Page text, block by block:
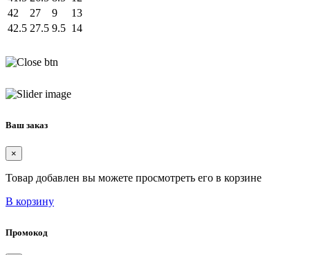
42
27 9
13
42.5 27.5 9.5 14
Ваш заказ
×
Товар добавлен вы можете просмотреть его в корзине
В корзину
Промокод